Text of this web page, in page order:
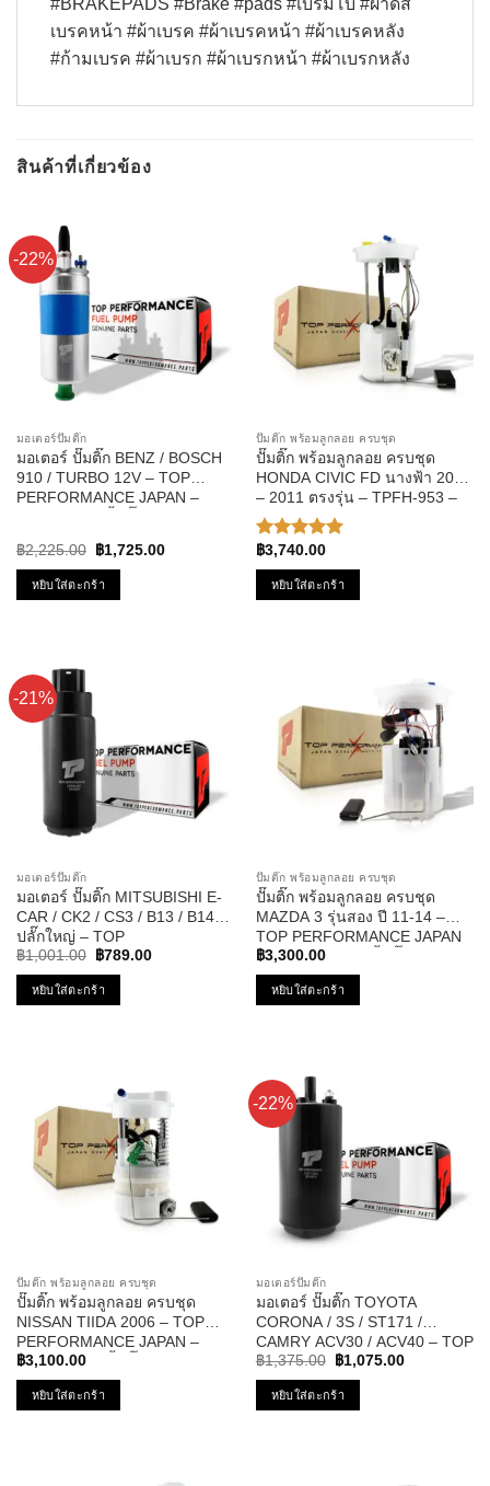
#BRAKEPADS #Brake #pads #เบรมโบ้ #ผ้าดิส
เบรคหน้า #ผ้าเบรค #ผ้าเบรคหน้า #ผ้าเบรคหลัง
#ก้ามเบรค #ผ้าเบรก #ผ้าเบรกหน้า #ผ้าเบรกหลัง
สินค้าที่เกี่ยวข้อง
-22%
มอเตอร์ปั๊มติ๊ก
มอเตอร์ ปั๊มติ๊ก BENZ / BOSCH
910 / TURBO 12V – TOP
PERFORMANCE JAPAN –
฿2,225.00
Original
price
was:
฿2,225.00.
฿1,725.00Current
หยิบใส่ตะกร้า
ปั๊มติ๊ก พร้อมลูกลอย ครบชุด
ปั๊มติ๊ก พร้อมลูกลอย ครบชุด
HONDA CIVIC FD นางฟ้า 2006
– 2011 ตรงรุ่น – TPFH-953 –
TOP PERFORMANCE JAPAN
– ปั๊มติก ซีวิค
ให้คะแนน
5.00ตั้งแต่
1-5
คะแนน
฿3,740.00
หยิบใส่ตะกร้า
-21%
มอเตอร์ปั๊มติ๊ก
มอเตอร์ ปั๊มติ๊ก MITSUBISHI E-
CAR / CK2 / CS3 / B13 / B14
ปลั๊กใหญ่ – TOP
PERFORMANCE JAPAN –
TPFM-401 – ปั้มติ๊ก อีคาร์
฿1,001.00
Original
was:
฿1,001.00.
฿789.00Current
หยิบใส่ตะกร้า
ปั๊มติ๊ก พร้อมลูกลอย ครบชุด
ปั๊มติ๊ก พร้อมลูกลอย ครบชุด
MAZDA 3 รุ่นสอง ปี 11-14 –
TOP PERFORMANCE JAPAN
– TPFMZ-913 – ปั้มติ๊ก มาสด้า
สาม
฿3,300.00
หยิบใส่ตะกร้า
ปั๊มติ๊ก พร้อมลูกลอย ครบชุด
ปั๊มติ๊ก พร้อมลูกลอย ครบชุด
NISSAN TIIDA 2006 – TOP
PERFORMANCE JAPAN –
TPFN-964 – ปั้มติ๊ก นิสสัน ทีด้า
฿3,100.00
หยิบใส่ตะกร้า
-22%
มอเตอร์ปั๊มติ๊ก
มอเตอร์ ปั๊มติ๊ก TOYOTA
CORONA / 3S / ST171 /
CAMRY ACV30 / ACV40 – TOP
PERFORMANCE JAPAN TPFT-
003 – ปั้มติ๊ก แคมรี่
฿1,375.00
Original
was:
฿1,375.00.
฿1,075.00Current
หยิบใส่ตะกร้า